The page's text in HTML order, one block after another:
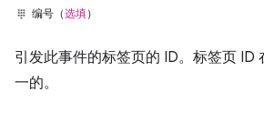
编号（选填）
引发此事件的标签页的 ID。标签页 ID
一的。